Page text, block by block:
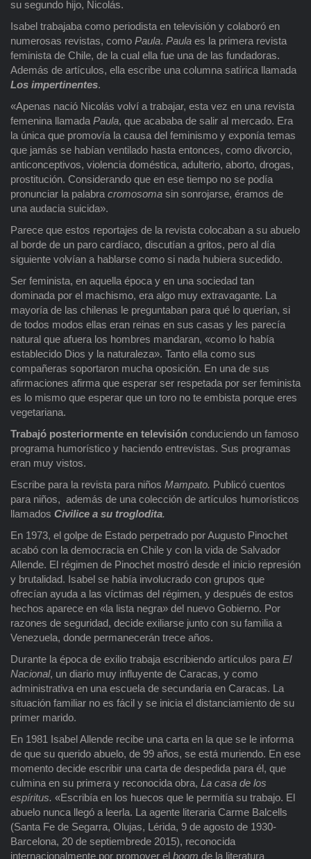
su segundo hijo, Nicolás.
Isabel trabajaba como periodista en televisión y colaboró en
numerosas revistas, como Paula. Paula es la primera revista
feminista de Chile, de la cual ella fue una de las fundadoras.
Además de artículos, ella escribe una columna satírica llamada
Los impertinentes.
«Apenas nació Nicolás volví a trabajar, esta vez en una revista
femenina llamada Paula, que acababa de salir al mercado. Era
la única que promovía la causa del feminismo y exponía temas
que jamás se habían ventilado hasta entonces, como divorcio,
anticonceptivos, violencia doméstica, adulterio, aborto, drogas,
prostitución. Considerando que en ese tiempo no se podía
pronunciar la palabra cromosoma sin sonrojarse, éramos de
una audacia suicida».
Parece que estos reportajes de la revista colocaban a su abuelo
al borde de un paro cardíaco, discutían a gritos, pero al día
siguiente volvían a hablarse como si nada hubiera sucedido.
Ser feminista, en aquella época y en una sociedad tan
dominada por el machismo, era algo muy extravagante. La
mayoría de las chilenas le preguntaban para qué lo querían, si
de todos modos ellas eran reinas en sus casas y les parecía
natural que afuera los hombres mandaran, «como lo había
establecido Dios y la naturaleza». Tanto ella como sus
compañeras soportaron mucha oposición. En una de sus
afirmaciones afirma que esperar ser respetada por ser feminista
es lo mismo que esperar que un toro no te embista porque eres
vegetariana.
Trabajó posteriormente en televisión conduciendo un famoso
programa humorístico y haciendo entrevistas. Sus programas
eran muy vistos.
Escribe para la revista para niños Mampato. Publicó cuentos
para niños, además de una colección de artículos humorísticos
llamados Civilice a su troglodita.
En 1973, el golpe de Estado perpetrado por Augusto Pinochet
acabó con la democracia en Chile y con la vida de Salvador
Allende. El régimen de Pinochet mostró desde el inicio represión
y brutalidad. Isabel se había involucrado con grupos que
ofrecían ayuda a las víctimas del régimen, y después de estos
hechos aparece en «la lista negra» del nuevo Gobierno. Por
razones de seguridad, decide exiliarse junto con su familia a
Venezuela, donde permanecerán trece años.
Durante la época de exilio trabaja escribiendo artículos para El
Nacional, un diario muy influyente de Caracas, y como
administrativa en una escuela de secundaria en Caracas. La
situación familiar no es fácil y se inicia el distanciamiento de su
primer marido.
En 1981 Isabel Allende recibe una carta en la que se le informa
de que su querido abuelo, de 99 años, se está muriendo. En ese
momento decide escribir una carta de despedida para él, que
culmina en su primera y reconocida obra, La casa de los
espíritus. «Escribía en los huecos que le permitía su trabajo. El
abuelo nunca llegó a leerla. La agente literaria Carme Balcells
(Santa Fe de Segarra, Olujas, Lérida, 9 de agosto de 1930-
Barcelona, 20 de septiembrede 2015), reconocida
internacionalmente por promover el boom de la literatura